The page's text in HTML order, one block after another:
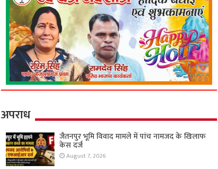
अपराध
जैतनपुर भूमि विवाद मामले में पांच नामजद के खिलाफ
केस दर्ज
August 7, 2026